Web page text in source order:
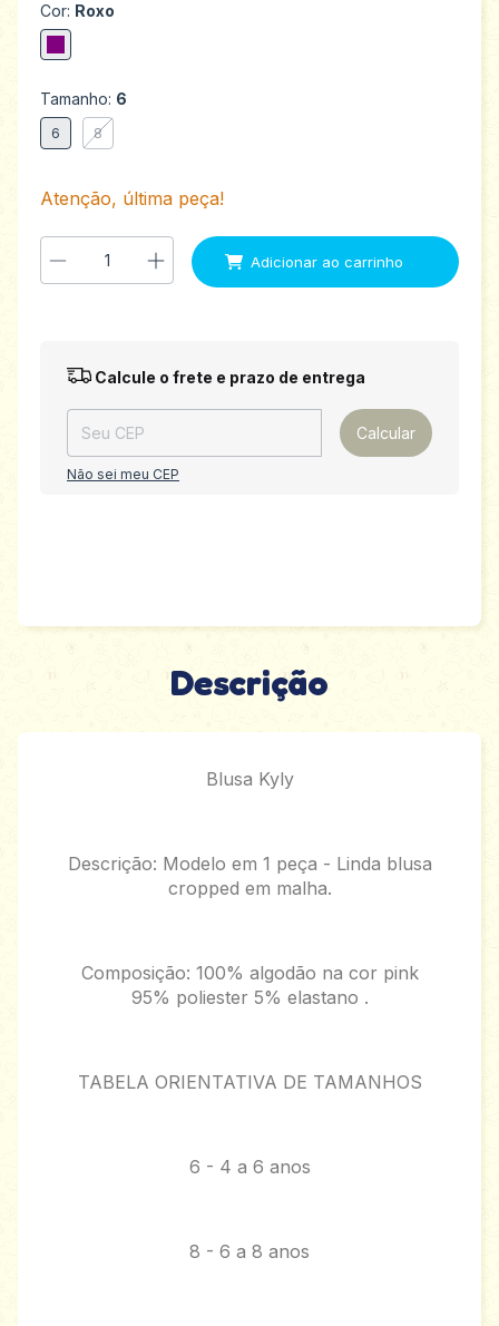
Cor: Roxo
Tamanho: 6
6 8
Atenção, última peça!
Entregas para o CEP: Alterar CEP
Calcule o frete e prazo de entrega
Calcular
Não sei meu CEP
Descrição
Blusa Kyly
Descrição: Modelo em 1 peça - Linda blusa
cropped em malha.
Composição: 100% algodão na cor pink
95% poliester 5% elastano .
TABELA ORIENTATIVA DE TAMANHOS
6 - 4 a 6 anos
8 - 6 a 8 anos